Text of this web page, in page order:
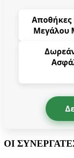
Αποθήκες
Μεγάλου
ΟΙ